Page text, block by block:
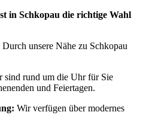
in Schkopau die richtige Wahl
Durch unsere Nähe zu Schkopau
sind rund um die Uhr für Sie
und Feiertagen.
Wir verfügen über modernes